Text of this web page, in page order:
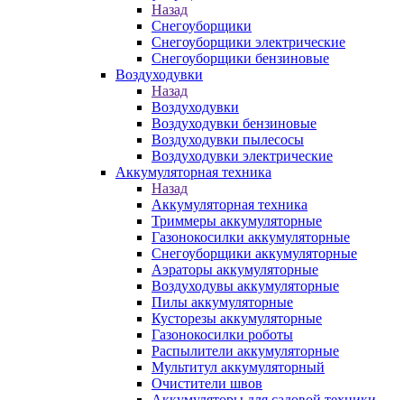
Назад
Снегоуборщики
Снегоуборщики электрические
Снегоуборщики бензиновые
Воздуходувки
Назад
Воздуходувки
Воздуходувки бензиновые
Воздуходувки пылесосы
Воздуходувки электрические
Аккумуляторная техника
Назад
Аккумуляторная техника
Триммеры аккумуляторные
Газонокосилки аккумуляторные
Снегоуборщики аккумуляторные
Аэраторы аккумуляторные
Воздуходувы аккумуляторные
Пилы аккумуляторные
Кусторезы аккумуляторные
Газонокосилки роботы
Распылители аккумуляторные
Мультитул аккумуляторный
Очистители швов